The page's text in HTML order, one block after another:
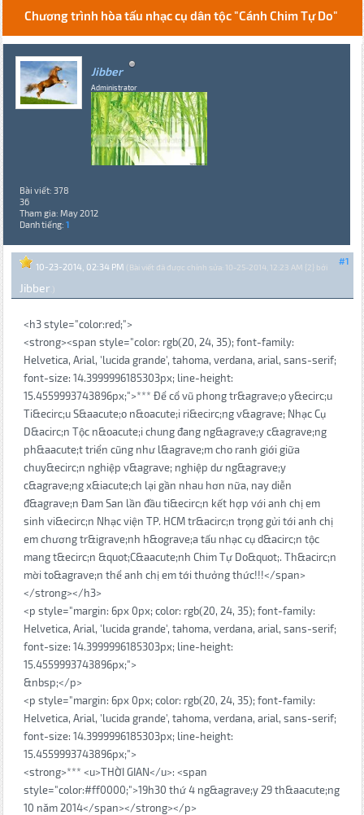
Chương trình hòa tấu nhạc cụ dân tộc "Cánh Chim Tự Do"
Jibber
Administrator
Bài viết: 378
36
Tham gia: May 2012
Danh tiếng: 1
#1
10-23-2014, 02:34 PM (Bài viết đã được chỉnh sửa: 10-25-2014, 12:23 AM {2} bởi
Jibber .)
<h3 style="color:red;">
<strong><span style="color: rgb(20, 24, 35); font-family:
Helvetica, Arial, 'lucida grande', tahoma, verdana, arial, sans-serif;
font-size: 14.3999996185303px; line-height:
15.4559993743896px;">*** Để cổ vũ phong tr&agrave;o y&ecirc;u
Ti&ecirc;u S&aacute;o n&oacute;i ri&ecirc;ng v&agrave; Nhạc Cụ
D&acirc;n Tộc n&oacute;i chung đang ng&agrave;y c&agrave;ng
ph&aacute;t triển cũng như l&agrave;m cho ranh giới giữa
chuy&ecirc;n nghiệp v&agrave; nghiệp dư ng&agrave;y
c&agrave;ng x&iacute;ch lại gần nhau hơn nữa, nay diễn
đ&agrave;n Đam San lần đầu ti&ecirc;n kết hợp với anh chị em
sinh vi&ecirc;n Nhạc viện TP. HCM tr&acirc;n trọng gửi tới anh chị
em chương tr&igrave;nh h&ograve;a tấu nhạc cụ d&acirc;n tộc
mang t&ecirc;n &quot;C&aacute;nh Chim Tự Do&quot;. Th&acirc;n
mời to&agrave;n thể anh chị em tới thưởng thức!!!</span>
</strong></h3>
<p style="margin: 6px 0px; color: rgb(20, 24, 35); font-family:
Helvetica, Arial, 'lucida grande', tahoma, verdana, arial, sans-serif;
font-size: 14.3999996185303px; line-height:
15.4559993743896px;">
&nbsp;</p>
<p style="margin: 6px 0px; color: rgb(20, 24, 35); font-family:
Helvetica, Arial, 'lucida grande', tahoma, verdana, arial, sans-serif;
font-size: 14.3999996185303px; line-height:
15.4559993743896px;">
<strong>*** <u>THỜI GIAN</u>: <span
style="color:#ff0000;">19h30 thứ 4 ng&agrave;y 29 th&aacute;ng
10 năm 2014</span></strong></p>